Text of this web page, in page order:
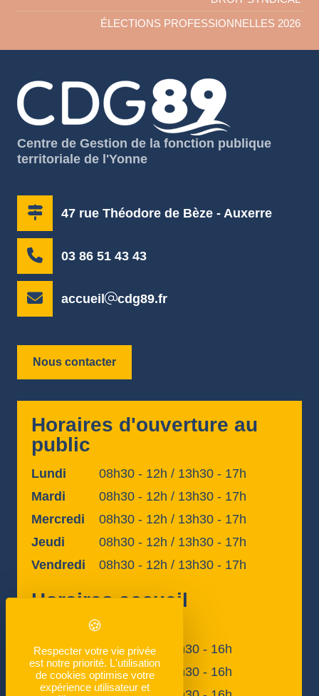
ÉLECTIONS PROFESSIONNELLES 2026
Centre de Gestion de la fonction publique
territoriale de l'Yonne
47 rue Théodore de Bèze - Auxerre
03 86 51 43 43
accueil cdg89.fr
Nous contacter
Horaires d'ouverture au
public
Lundi
08h30 - 12h / 13h30 - 17h
Mardi
08h30 - 12h / 13h30 - 17h
Mercredi
08h30 - 12h / 13h30 - 17h
Jeudi
08h30 - 12h / 13h30 - 17h
Vendredi
08h30 - 12h / 13h30 - 17h
Horaires accueil
téléphonique
Lundi
09h - 12h / 13h30 - 16h
Mardi
09h - 12h / 13h30 - 16h
Respecter votre vie privée
est notre priorité. L'utilisation
de cookies optimise votre
expérience utilisateur et